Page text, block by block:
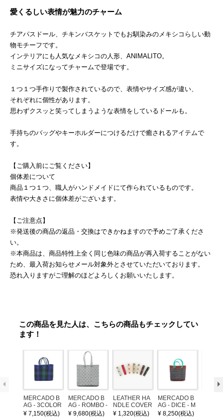
愛くるしい表情が魅力のチャーム
チアパスドール、チキンバスケットでもお馴染みのメキシコらしい動
物モチーフです。
インテリアにも人気なメキシコの人形、ANIMALITO。
ミニサイズになってチャームで登場です。
１つ１つ手作りで製作されているので、表情やサイズ感が違い、
それぞれに個性があります。
思わずクスッと笑ってしまうような表情をしているドールも。
手持ちのバッグやキーホルダーにつけるだけで癒されるアイテムで
す。
【ご購入前にご覧ください】
個体差について
商品１つ１つ、職人がハンドメイドにて作られているものです。
表情や大きさに個体差がございます。
【ご注意点】
※発送後の商品の返品・交換はできかねますので予めご了承くださ
い。
※本商品は、商品特性上全く同じ色味の商品が再入荷することがない
ため、最入荷お知らせメール対象外とさせていただいております。
恐れ入りますがご理解のほどよろしくお願いいたします。
この商品を見た人は、こちらの商品もチェックしてい
ます！
MERCADO B
AG - 3COLOR
S CHECK - Bl
¥ 7,150(税込)
MERCADO B
AG - ROMBO -
LONG HANDL
¥ 9,680(税込)
LEATHER HA
NDLE COVER
¥ 1,320(税込)
MERCADO B
AG - DICE - M
OSAIC - Copp
¥ 8,250(税込)